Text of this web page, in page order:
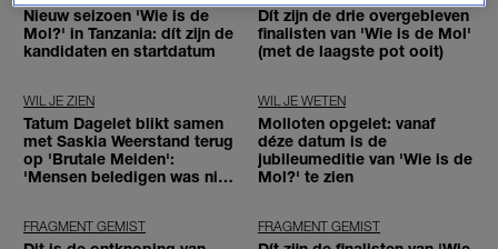
Nieuw seizoen 'Wie is de
Mol?' in Tanzania: dít zijn de
kandidaten en startdatum
Dít zijn de drie overgebleven
finalisten van 'Wie is de Mol'
(met de laagste pot ooit)
WIL JE ZIEN
Tatum Dagelet blikt samen
met Saskia Weerstand terug
op 'Brutale Meiden':
'Mensen beledigen was niet
WIL JE WETEN
Molloten opgelet: vanaf
déze datum is de
jubileumeditie van 'Wie is de
Mol?' te zien
FRAGMENT GEMIST FRAGMENT GEMIST